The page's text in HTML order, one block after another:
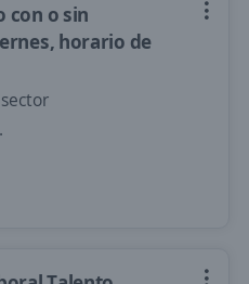
con o sin
horario de